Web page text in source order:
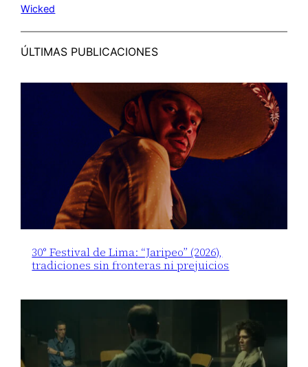
Wicked
ÚLTIMAS PUBLICACIONES
30° Festival de Lima: “Jaripeo” (2026),
tradiciones sin fronteras ni prejuicios